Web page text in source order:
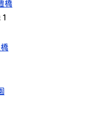
橋